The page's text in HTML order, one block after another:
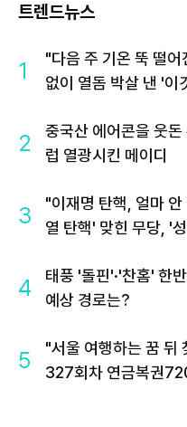
트렌드뉴스
1
"다음 주 기온 뚝 떨
없이 열돔 박살 낸 '이
2
중국산 에어콘을 웃
럽 열광시킨 메이디
3
"이재명 탄핵, 얼마
열 탄핵' 맞힌 무당, '
4
태풍 '돌핀'·'찬홈' 한
예상 경로는?
5
"서울 여행하는 꿈 뒤
327회차 연금복권